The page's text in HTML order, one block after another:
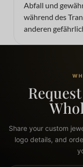
Abfall und
während des
anderen
Share your custom
logo details, and